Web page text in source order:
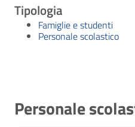
Tipologia
Famiglie e studenti
Personale scolastico
Personale